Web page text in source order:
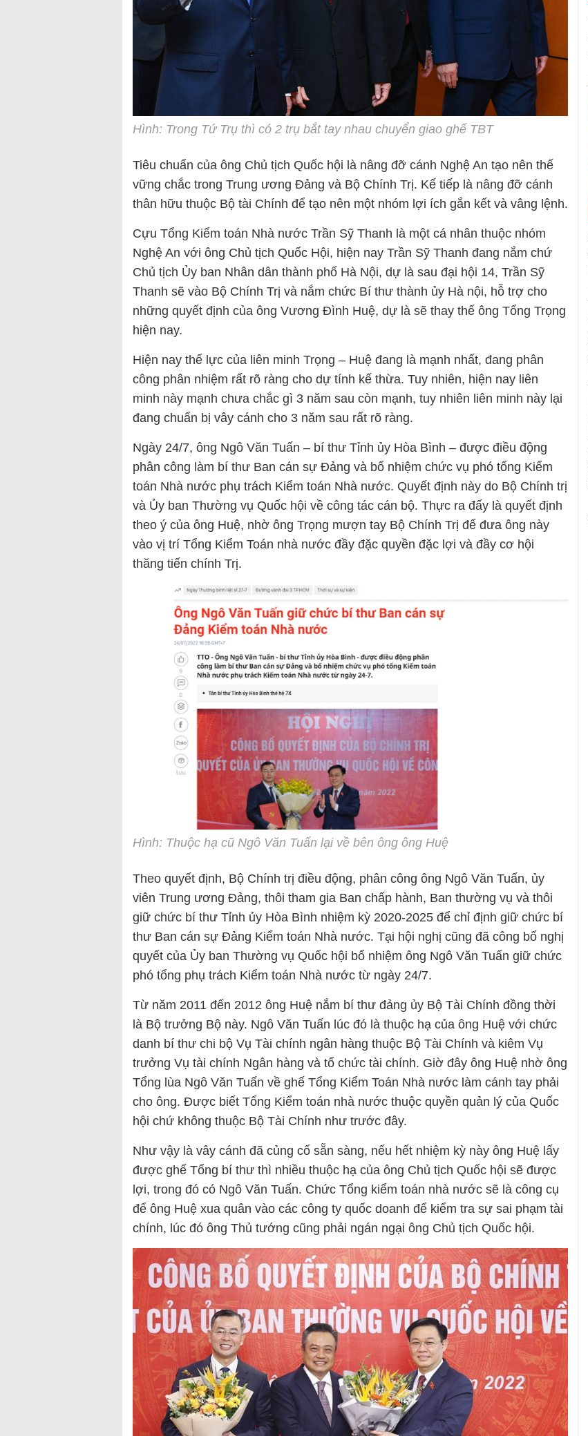
Hình: Trong Tứ Trụ thì có 2 trụ bắt tay nhau chuyển giao ghế TBT
Tiêu chuẩn của ông Chủ tịch Quốc hội là nâng đỡ cánh Nghệ An tạo nên thế
vững chắc trong Trung ương Đảng và Bộ Chính Trị. Kế tiếp là nâng đỡ cánh
thân hữu thuộc Bộ tài Chính để tạo nên một nhóm lợi ích gắn kết và vâng lệnh.
Cựu Tổng Kiểm toán Nhà nước Trần Sỹ Thanh là một cá nhân thuộc nhóm
Nghệ An với ông Chủ tịch Quốc Hội, hiện nay Trần Sỹ Thanh đang nắm chứ
Chủ tịch Ủy ban Nhân dân thành phố Hà Nội, dự là sau đại hội 14, Trần Sỹ
Thanh sẽ vào Bộ Chính Trị và nắm chức Bí thư thành ủy Hà nội, hỗ trợ cho
những quyết định của ông Vương Đình Huệ, dự là sẽ thay thế ông Tổng Trọng
hiện nay.
Hiện nay thế lực của liên minh Trọng – Huệ đang là mạnh nhất, đang phân
công phân nhiệm rất rõ ràng cho dự tính kế thừa. Tuy nhiên, hiện nay liên
minh này mạnh chưa chắc gì 3 năm sau còn mạnh, tuy nhiên liên minh này lại
đang chuẩn bị vây cánh cho 3 năm sau rất rõ ràng.
Ngày 24/7, ông Ngô Văn Tuấn – bí thư Tỉnh ủy Hòa Bình – được điều động
phân công làm bí thư Ban cán sự Đảng và bổ nhiệm chức vụ phó tổng Kiểm
toán Nhà nước phụ trách Kiểm toán Nhà nước. Quyết định này do Bộ Chính trị
và Ủy ban Thường vụ Quốc hội về công tác cán bộ. Thực ra đấy là quyết định
theo ý của ông Huệ, nhờ ông Trọng mượn tay Bộ Chính Trị để đưa ông này
vào vị trí Tổng Kiểm Toán nhà nước đầy đặc quyền đặc lợi và đầy cơ hội
thăng tiến chính Trị.
Hình: Thuộc hạ cũ Ngô Văn Tuấn lại về bên ông ông Huệ
Theo quyết định, Bộ Chính trị điều động, phân công ông Ngô Văn Tuấn, ủy
viên Trung ương Đảng, thôi tham gia Ban chấp hành, Ban thường vụ và thôi
giữ chức bí thư Tỉnh ủy Hòa Bình nhiệm kỳ 2020-2025 để chỉ định giữ chức bí
thư Ban cán sự Đảng Kiểm toán Nhà nước. Tại hội nghị cũng đã công bố nghị
quyết của Ủy ban Thường vụ Quốc hội bổ nhiệm ông Ngô Văn Tuấn giữ chức
phó tổng phụ trách Kiểm toán Nhà nước từ ngày 24/7.
Từ năm 2011 đến 2012 ông Huệ nắm bí thư đảng ủy Bộ Tài Chính đồng thời
là Bộ trưởng Bộ này. Ngô Văn Tuấn lúc đó là thuộc hạ của ông Huệ với chức
danh bí thư chi bộ Vụ Tài chính ngân hàng thuộc Bộ Tài Chính và kiêm Vụ
trưởng Vụ tài chính Ngân hàng và tổ chức tài chính. Giờ đây ông Huệ nhờ ông
Tổng lùa Ngô Văn Tuấn về ghế Tổng Kiểm Toán Nhà nước làm cánh tay phải
cho ông. Được biết Tổng Kiểm toán nhà nước thuộc quyền quản lý của Quốc
hội chứ không thuộc Bộ Tài Chính như trước đây.
Như vậy là vây cánh đã củng cố sẵn sàng, nếu hết nhiệm kỳ này ông Huệ lấy
được ghế Tổng bí thư thì nhiều thuộc hạ của ông Chủ tịch Quốc hội sẽ được
lợi, trong đó có Ngô Văn Tuấn. Chức Tổng kiểm toán nhà nước sẽ là công cụ
để ông Huệ xua quân vào các công ty quốc doanh để kiểm tra sự sai phạm tài
chính, lúc đó ông Thủ tướng cũng phải ngán ngại ông Chủ tịch Quốc hội.